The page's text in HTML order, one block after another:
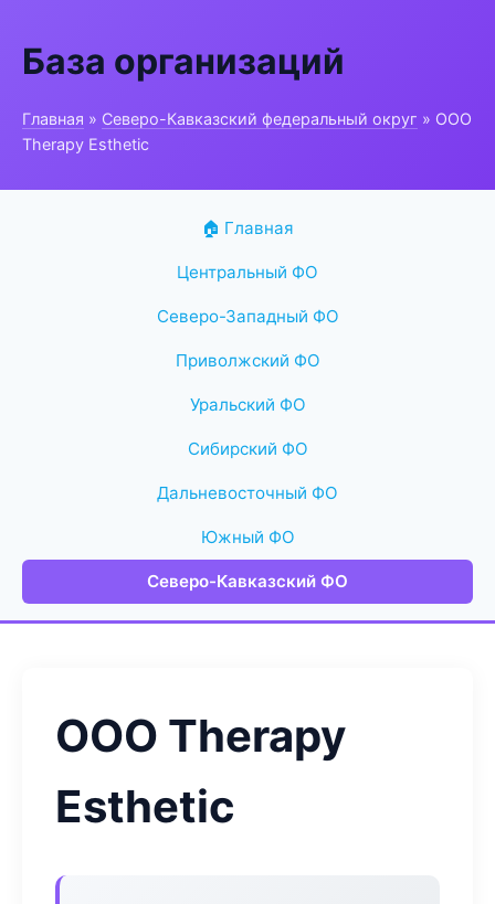
База организаций
Главная » Северо-Кавказский федеральный округ » ООО
Therapy Esthetic
🏠 Главная
Центральный ФО
Северо-Западный ФО
Приволжский ФО
Уральский ФО
Сибирский ФО
Дальневосточный ФО
Южный ФО
Северо-Кавказский ФО
ООО Therapy
Esthetic